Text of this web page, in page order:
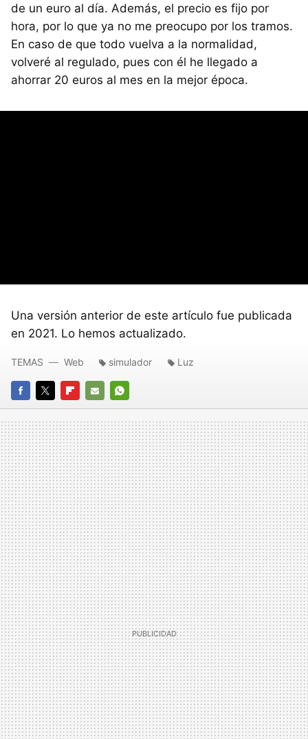
de un euro al día. Además, el precio es fijo por
hora, por lo que ya no me preocupo por los tramos.
En caso de que todo vuelva a la normalidad,
volveré al regulado, pues con él he llegado a
ahorrar 20 euros al mes en la mejor época.
Una versión anterior de este artículo fue publicada
en 2021. Lo hemos actualizado.
FACEBOOK
TWITTERFLIPBOARD
E-
MAIL
WHATSAPP
TEMAS Web simulador Luz